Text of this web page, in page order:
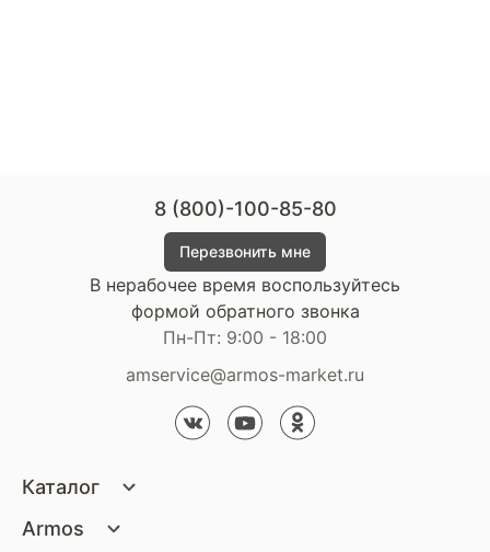
Каталог
Кровати
Armos
8 (800)-100-85-80
Перезвонить мне
В нерабочее время воспользуйтесь
формой обратного звонка
Пн-Пт: 9:00 - 18:00
amservice@armos-market.ru